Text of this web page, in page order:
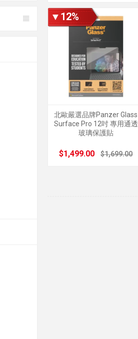
▼12%
北歐嚴選品牌Panzer Glass
Surface Pro 12吋 專用通透
玻璃保護貼
$1,499.00 $1,699.00